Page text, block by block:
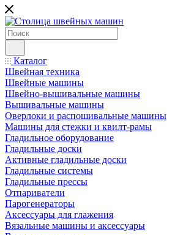
Каталог
Швейная техника
Швейные машины
Швейно-вышивальные машины
Вышивальные машины
Оверлоки и распошивальные машины
Машины для стежки и квилт-рамы
Гладильное оборудование
Гладильные доски
Активные гладильные доски
Гладильные системы
Гладильные прессы
Отпариватели
Парогенераторы
Аксессуары для глажения
Вязальные машины и аксессуары